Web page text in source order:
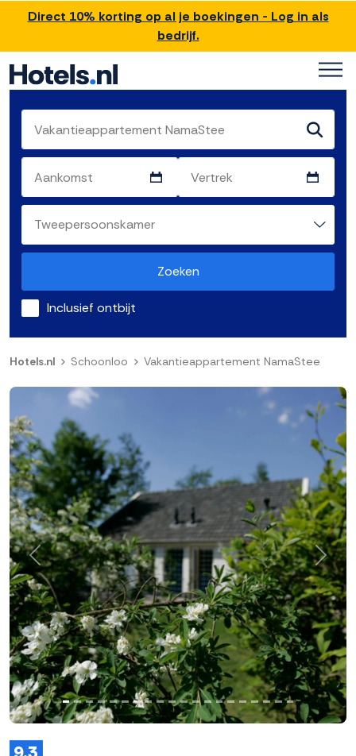
Direct 10% korting op al je boekingen - Log in als
bedrijf.
Zoeken
Inclusief ontbijt
Hotels.nl Schoonloo Vakantieappartement NamaStee